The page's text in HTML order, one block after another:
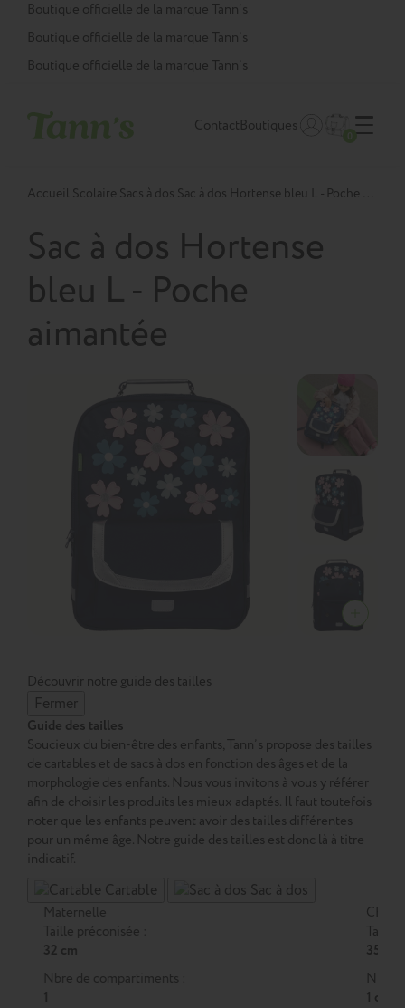
Panneau de gestion des cookies
Boutique officielle de la marque Tann’s
Boutique officielle de la marque Tann’s
Boutique officielle de la marque Tann’s
ContactBoutiques
Accueil Scolaire Sacs à dos Sac à dos Hortense bleu L - Poche aimantée
Sac à dos Hortense
bleu L - Poche
aimantée
Découvrir notre guide des tailles
Fermer
Guide des tailles
Soucieux du bien-être des enfants, Tann’s propose des tailles
de cartables et de sacs à dos en fonction des âges et de la
morphologie des enfants. Nous vous invitons à vous y référer
afin de choisir les produits les mieux adaptés. Il faut toutefois
noter que les enfants peuvent avoir des tailles différentes
pour un même âge. Notre guide des tailles est donc là à titre
indicatif.
Cartable Sac à dos
Maternelle
Taille préconisée :
32 cm
Nbre de compartiments :
1
CP
Taille
35 cm
Nbre
1 ou 2